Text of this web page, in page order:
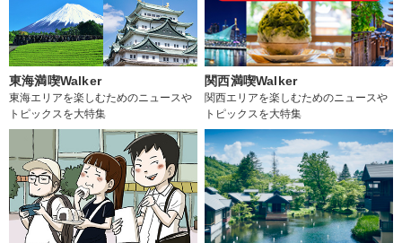
東海満喫Walker
東海エリアを楽しむためのニュースや
トピックスを大特集
関西満喫Walker
関西エリアを楽しむためのニュースや
トピックスを大特集